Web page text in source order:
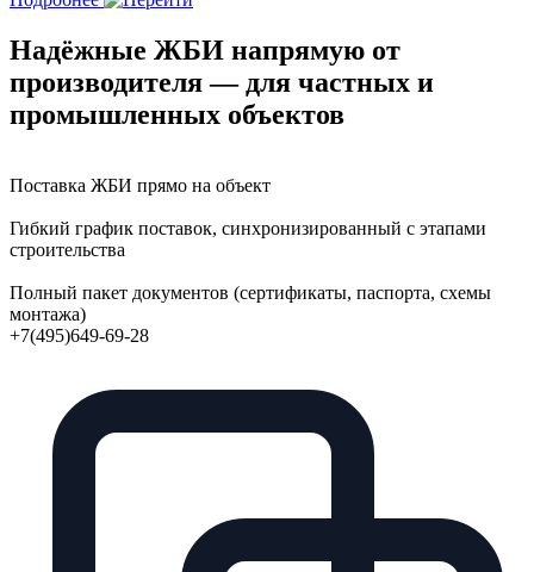
Надёжные ЖБИ напрямую от
производителя — для частных и
промышленных объектов
Поставка ЖБИ прямо на объект
Гибкий график поставок, синхронизированный с этапами
строительства
Полный пакет документов (сертификаты, паспорта, схемы
монтажа)
+7(495)649-69-28